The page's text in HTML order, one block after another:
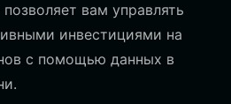
вам управлять
инвестициями на
с помощью данных в